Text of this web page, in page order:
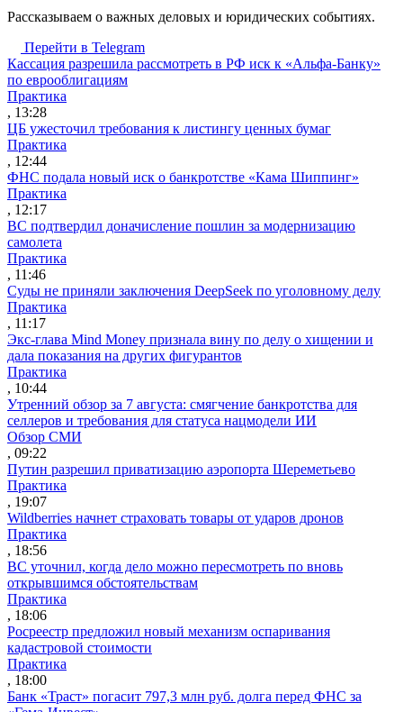
Рассказываем о важных деловых и юридических событиях.
Перейти в Telegram
Кассация разрешила рассмотреть в РФ иск к «Альфа-Банку»
по еврооблигациям
Практика
, 13:28
ЦБ ужесточил требования к листингу ценных бумаг
Практика
, 12:44
ФНС подала новый иск о банкротстве «Кама Шиппинг»
Практика
, 12:17
ВС подтвердил доначисление пошлин за модернизацию
самолета
Практика
, 11:46
Суды не приняли заключения DeepSeek по уголовному делу
Практика
, 11:17
Экс-глава Mind Money признала вину по делу о хищении и
дала показания на других фигурантов
Практика
, 10:44
Утренний обзор за 7 августа: смягчение банкротства для
селлеров и требования для статуса нацмодели ИИ
Обзор СМИ
, 09:22
Путин разрешил приватизацию аэропорта Шереметьево
Практика
, 19:07
Wildberries начнет страховать товары от ударов дронов
Практика
, 18:56
ВС уточнил, когда дело можно пересмотреть по вновь
открывшимся обстоятельствам
Практика
, 18:06
Росреестр предложил новый механизм оспаривания
кадастровой стоимости
Практика
, 18:00
Банк «Траст» погасит 797,3 млн руб. долга перед ФНС за